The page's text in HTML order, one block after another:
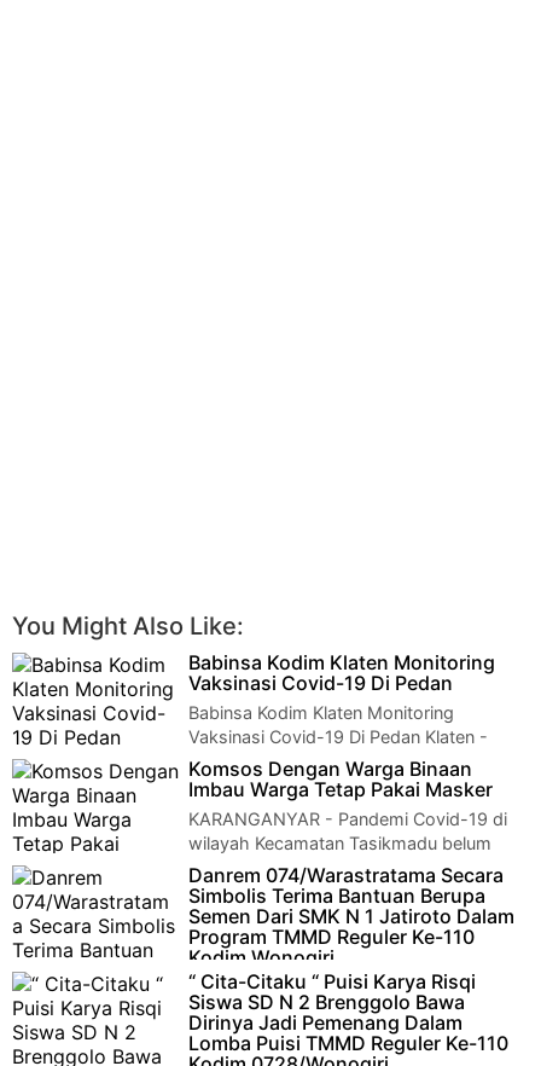
You Might Also Like:
Babinsa Kodim Klaten Monitoring
Vaksinasi Covid-19 Di Pedan
Babinsa Kodim Klaten Monitoring
Vaksinasi Covid-19 Di Pedan Klaten -
Babinsa Desa Kedungan Serka Wawan Susanto Anggota K…
Komsos Dengan Warga Binaan
Imbau Warga Tetap Pakai Masker
KARANGANYAR - Pandemi Covid-19 di
wilayah Kecamatan Tasikmadu belum
aman, untuk melakukan pencegahan penyebarannya, Babi…
Danrem 074/Warastratama Secara
Simbolis Terima Bantuan Berupa
Semen Dari SMK N 1 Jatiroto Dalam
Program TMMD Reguler Ke-110
Kodim Wonogiri
Wonogiri – Rabu(24/3), SMK Negeri 1 Jatiroto kembali beraksi
dengan ikut serta dalam mendukung kegiatan TNI Manunggal
Me…
“ Cita-Citaku “ Puisi Karya Risqi
Siswa SD N 2 Brenggolo Bawa
Dirinya Jadi Pemenang Dalam
Lomba Puisi TMMD Reguler Ke-110